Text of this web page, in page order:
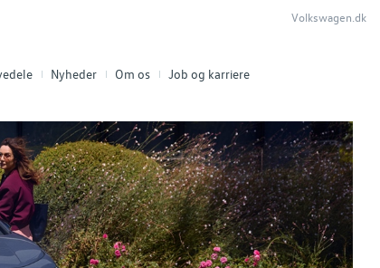
Nyheder Om os Job og karriere
Volkswagen.dk